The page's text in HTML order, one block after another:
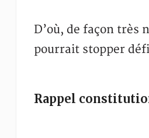
D’où, de façon très
pourrait stopper
Rappel